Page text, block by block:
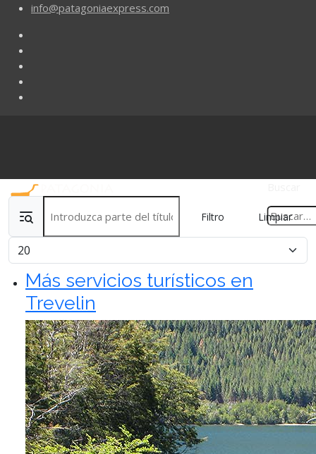
info@patagoniaexpress.com
Filtro Limpiar
Cantidad
Más servicios turísticos en
Trevelin